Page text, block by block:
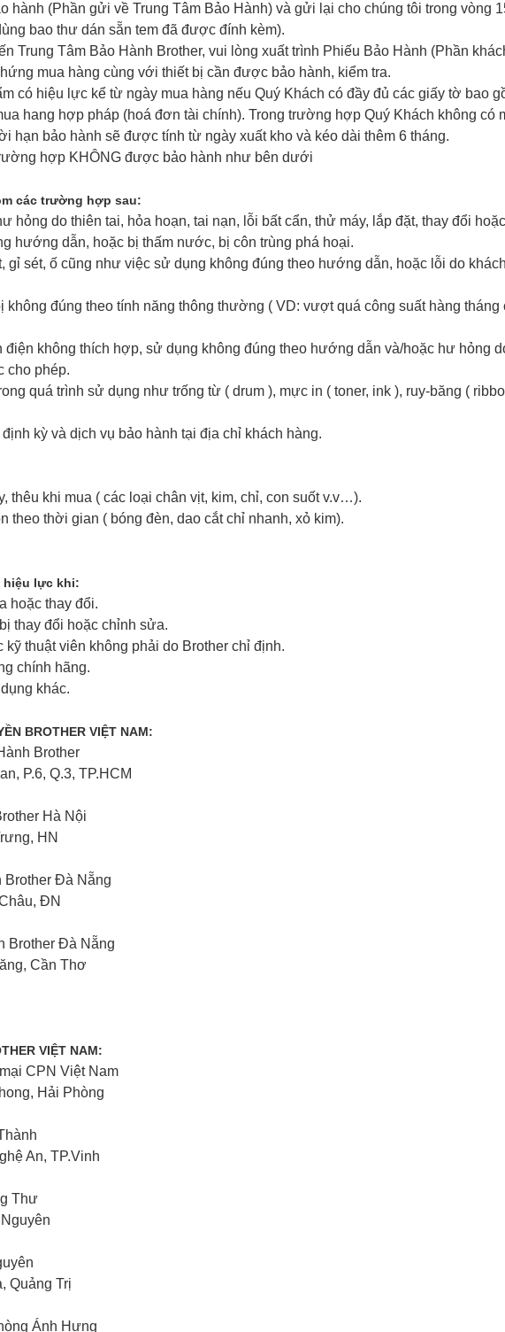
(Phần gửi về Trung Tâm Bảo Hành) và gửi lại cho chúng tôi trong vòng
bao thư dán sẵn tem đã được đính kèm).
Trung Tâm Bảo Hành Brother, vui lòng xuất trình Phiếu Bảo Hành (Phần
mua hàng cùng với thiết bị cần được bảo hành, kiểm tra.
có hiệu lực kể từ ngày mua hàng nếu Quý Khách có đầy đủ các giấy tờ bao
hang hợp pháp (hoá đơn tài chính). Trong trường hợp Quý Khách không có
hạn bảo hành sẽ được tính từ ngày xuất kho và kéo dài thêm 6 tháng.
hợp KHÔNG được bảo hành như bên dưới
các trường hợp sau:
do thiên tai, hỏa hoạn, tai nạn, lỗi bất cẩn, thử máy, lắp đặt, thay đổi
hướng dẫn, hoặc bị thấm nước, bị côn trùng phá hoại.
sét, ố cũng như việc sử dụng không đúng theo hướng dẫn, hoặc lỗi do khách
đúng theo tính năng thông thường ( VD: vượt quá công suất hàng tháng
không thích hợp, sử dụng không đúng theo hướng dẫn và/hoặc hư hỏng
cho phép.
quá trình sử dụng như trống từ ( drum ), mực in ( toner, ink ), ruy-băng (
kỳ và dịch vụ bảo hành tại địa chỉ khách hàng.
thêu khi mua ( các loại chân vịt, kim, chỉ, con suốt v.v…).
theo thời gian ( bóng đèn, dao cắt chỉ nhanh, xỏ kim).
hiệu lực khi:
hoặc thay đổi.
thay đổi hoặc chỉnh sửa.
thuật viên không phải do Brother chỉ định.
chính hãng.
khác.
BROTHER VIỆT NAM:
Brother
P.6, Q.3, TP.HCM
Hà Nội
HN
Brother Đà Nẵng
Châu, ĐN
Brother Đà Nẵng
Cần Thơ
VIỆT NAM:
CPN Việt Nam
Hải Phòng
An, TP.Vinh
Thư
Nguyên
Quảng Trị
Ánh Hưng